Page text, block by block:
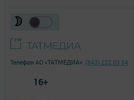
Телефон АО «ТАТМЕДИА»: (843) 222 09 84
16+